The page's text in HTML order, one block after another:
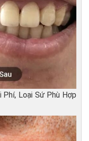
Phí, Loại Sứ Phù Hợp